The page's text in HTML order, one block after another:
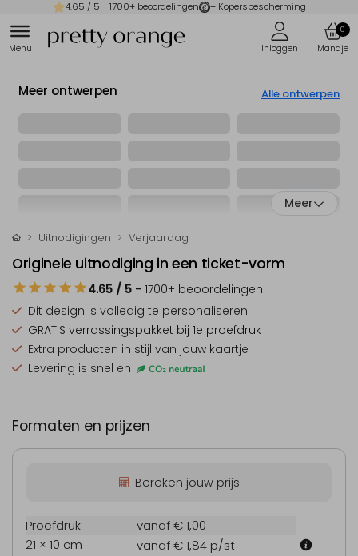
4.65 / 5 - 1700+ beoordelingen + Kopersbescherming
0
Meer ontwerpen Alle ontwerpen
Meer
Uitnodigingen Verjaardag
Originele uitnodiging in een ticket-vorm
4.65 / 5 - 1700+ beoordelingen
Dit design is volledig te personaliseren
GRATIS verrassingspakket bij 1e proefdruk
Extra producten in stijl van jouw kaartje
Levering is snel en
Formaten en prijzen
Bereken jouw prijs
Proefdruk
vanaf € 1,00
21 × 10 cm
vanaf € 1,84 p/st